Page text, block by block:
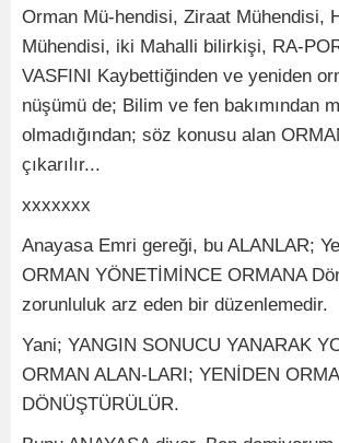
Orman Mü-hendisi, Ziraat Mühendisi,
Mühendisi, iki Mahalli bilirkişi, RA-
VASFINI Kaybettiğinden ve yeniden
nüşümü de; Bilim ve fen bakımından
olmadığından; söz konusu alan
çıkarılır...
xxxxxxx
Anayasa Emri gereği, bu ALANLAR;
ORMAN YÖNETİMİNCE ORMANA
zorunluluk arz eden bir düzenlemedir.
Yani; YANGIN SONUCU YANARAK
ORMAN ALAN-LARI; YENİDEN
DÖNÜŞTÜRÜLÜR.